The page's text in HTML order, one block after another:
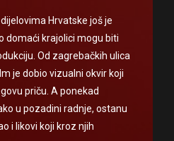
Hrvatske još je
domaći krajolici mogu biti
Od zagrebačkih ulica
je dobio vizualni okvir koji
priču. A ponekad
u pozadini radnje, ostanu
i likovi koji kroz njih